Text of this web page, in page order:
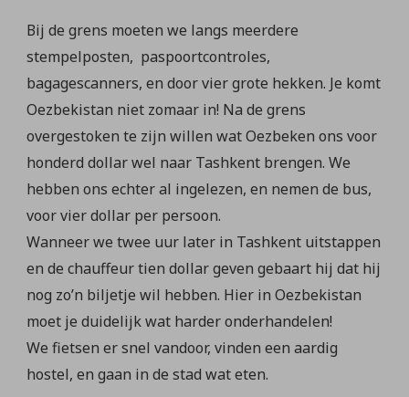
Bij de grens moeten we langs meerdere
stempelposten, paspoortcontroles,
bagagescanners, en door vier grote hekken. Je komt
Oezbekistan niet zomaar in! Na de grens
overgestoken te zijn willen wat Oezbeken ons voor
honderd dollar wel naar Tashkent brengen. We
hebben ons echter al ingelezen, en nemen de bus,
voor vier dollar per persoon.
Wanneer we twee uur later in Tashkent uitstappen
en de chauffeur tien dollar geven gebaart hij dat hij
nog zo’n biljetje wil hebben. Hier in Oezbekistan
moet je duidelijk wat harder onderhandelen!
We fietsen er snel vandoor, vinden een aardig
hostel, en gaan in de stad wat eten.